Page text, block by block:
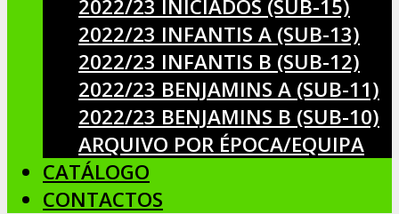
2022/23 INICIADOS (SUB-15)
2022/23 INFANTIS A (SUB-13)
2022/23 INFANTIS B (SUB-12)
2022/23 BENJAMINS A (SUB-11)
2022/23 BENJAMINS B (SUB-10)
ARQUIVO POR ÉPOCA/EQUIPA
CATÁLOGO
CONTACTOS